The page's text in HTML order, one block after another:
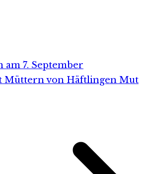
am 7. September
Müttern von Häftlingen Mut